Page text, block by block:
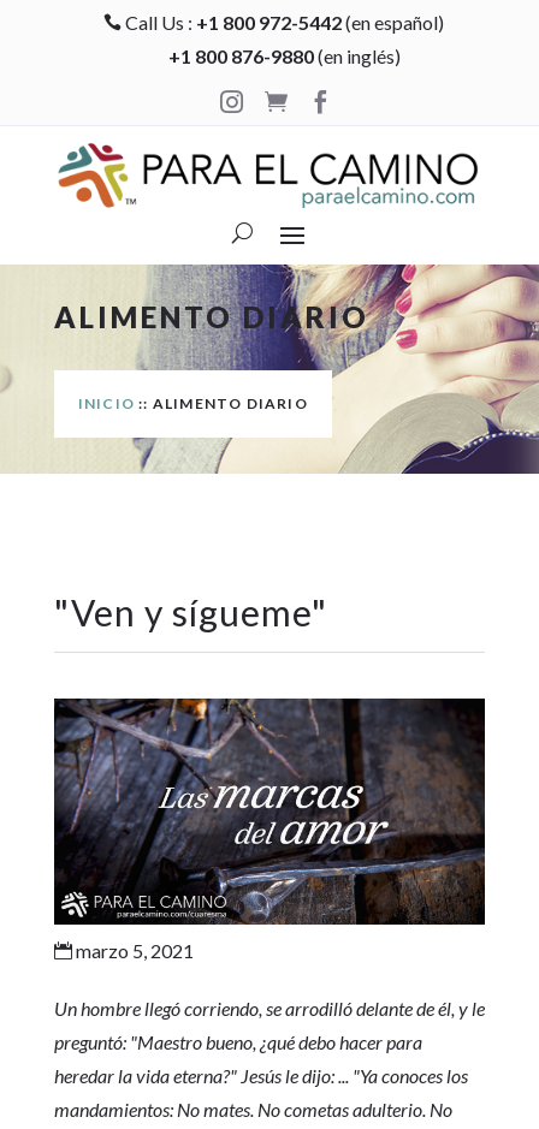
 Call Us : +1 800 972-5442(en español)
+1 800 876-9880(en inglés)

 
ALIMENTO DIARIO
INICIO :: ALIMENTO DIARIO
"Ven y sígueme"
marzo 5, 2021
Un hombre llegó corriendo, se arrodilló delante de él, y le
preguntó: "Maestro bueno, ¿qué debo hacer para
heredar la vida eterna?" Jesús le dijo: ... "Ya conoces los
mandamientos: No mates. No cometas adulterio. No